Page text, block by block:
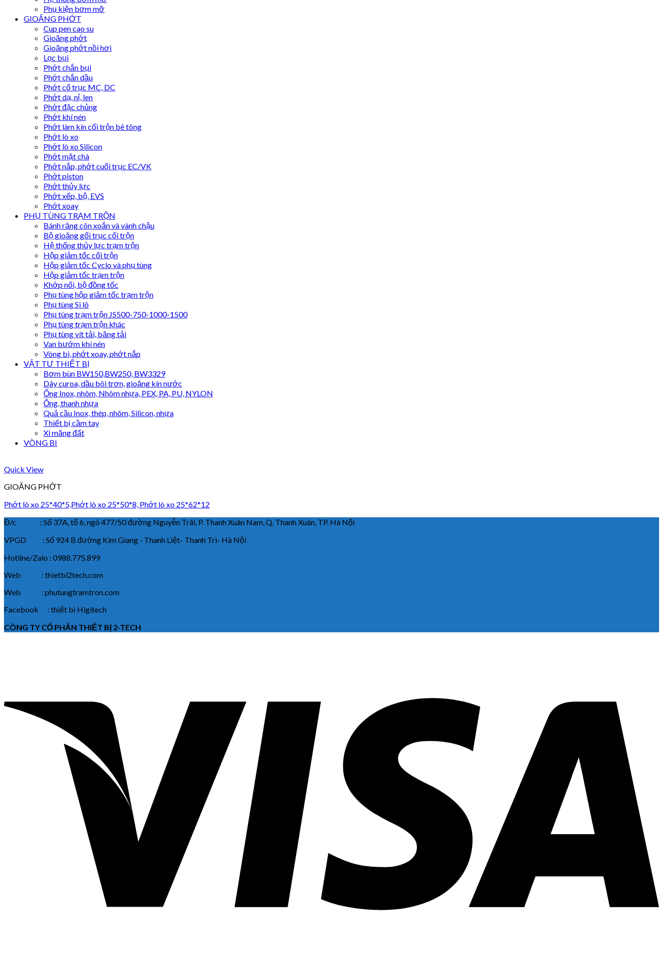
Phụ kiện bơm mỡ
GIOĂNG PHỚT
Cup pen cao su
Gioăng phớt
Gioăng phớt nồi hơi
Lọc bụi
Phớt chắn bụi
Phớt chắn dầu
Phớt cổ trục MC, DC
Phớt dạ, nỉ, len
Phớt đặc chủng
Phớt khí nén
Phớt làm kín cối trộn bê tông
Phớt lò xo
Phớt lò xo Silicon
Phớt mặt chà
Phớt nắp, phớt cuối trục EC/VK
Phớt piston
Phớt thủy lực
Phớt xếp, bộ, EVS
Phớt xoay
PHỤ TÙNG TRẠM TRỘN
Bánh răng côn xoắn và vành chậu
Bộ gioăng gối trục cối trộn
Hệ thống thủy lực trạm trộn
Hộp giảm tốc cối trộn
Hộp giảm tốc Cyclo và phụ tùng
Hộp giảm tốc trạm trộn
Khớp nối, bộ đồng tốc
Phụ tùng hộp giảm tốc trạm trộn
Phụ tùng Si lô
Phụ tùng trạm trộn JS500-750-1000-1500
Phụ tùng trạm trộn khác
Phụ tùng vít tải, băng tải
Van bướm khí nén
Vòng bi, phớt xoay, phớt nắp
VẬT TƯ THIẾT BỊ
Bơm bùn BW150,BW250, BW3329
Dây curoa, dầu bôi trơn, gioăng kín nước
Ống Inox, nhôm, Nhôm nhựa, PEX, PA, PU, NYLON
Ống, thanh nhựa
Quả cầu Inox, thép, nhôm, Silicon, nhựa
Thiết bị cầm tay
Xi măng đất
VÒNG BI
Quick View
GIOĂNG PHỚT
Phớt lò xo 25*40*5,Phớt lò xo 25*50*8, Phớt lò xo 25*62*12
Đ/c : Số 37A, tổ 6, ngõ 477/50 đường Nguyễn Trãi, P. Thanh Xuân Nam, Q. Thanh Xuân, TP. Hà Nội
VPGD : Số 924 B đường Kim Giang - Thanh Liệt- Thanh Trì- Hà Nội
Hotline/Zalo : 0988.775.899
Web : thietbi2tech.com
Web : phutungtramtron.com
Facebook : thiết bị Higitech
CÔNG TY CỔ PHẦN THIẾT BỊ 2-TECH